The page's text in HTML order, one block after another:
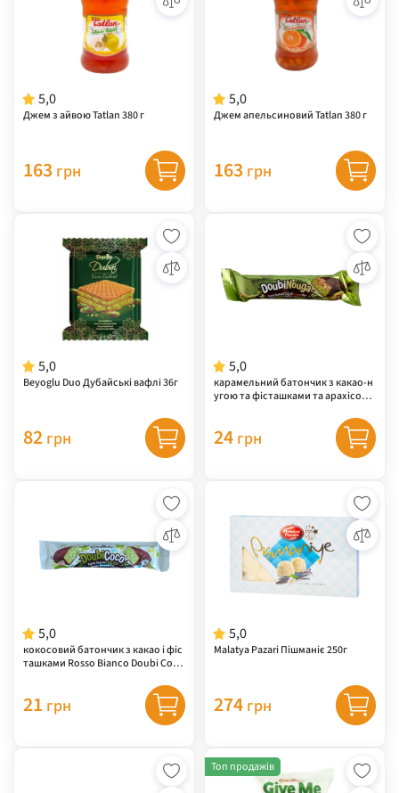
5,0
Джем з айвою Tatlan 380 г
163 грн
5,0
Джем апельсиновий Tatlan 380 г
163 грн
5,0
Beyoglu Duo Дубайські вафлі 36г
82 грн
5,0
карамельний батончик з какао-н
угою та фісташками та арахісом
24 грн
5,0
кокосовий батончик з какао і фіс
ташками Rosso Bianco Doubi Coco
21 грн
5,0
Malatya Pazari Пішманіє 250г
274 грн
Топ продажів